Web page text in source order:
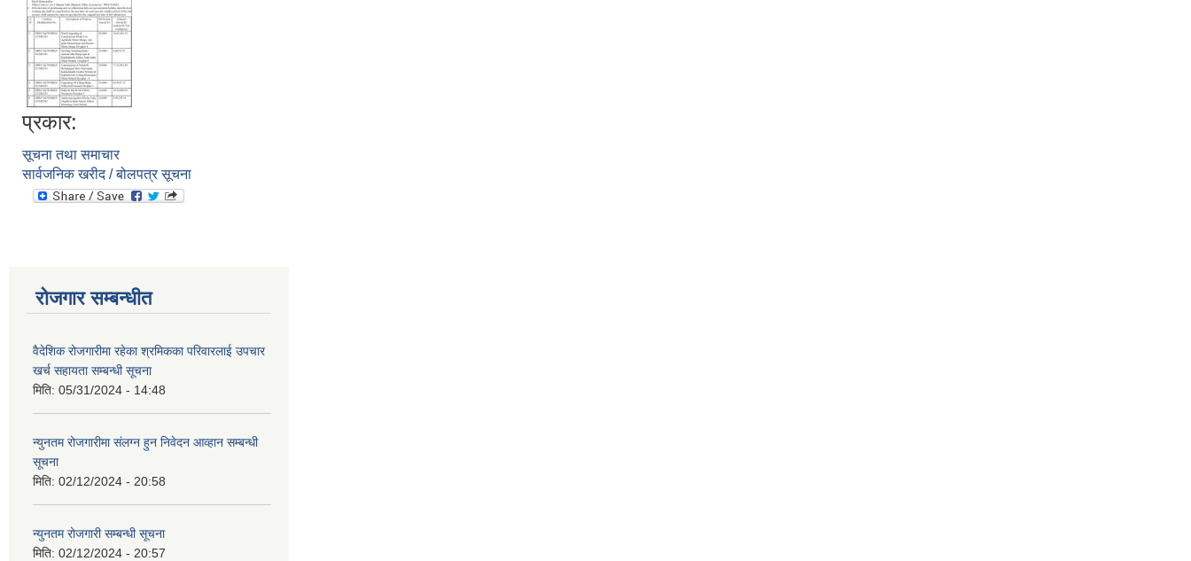
प्रकार:
सूचना तथा समाचार
सार्वजनिक खरीद / बोलपत्र सूचना
रोजगार सम्बन्धीत
वैदेशिक रोजगारीमा रहेका श्रमिकका परिवारलाई उपचार
खर्च सहायता सम्बन्धी सूचना
मिति: 05/31/2024 - 14:48
न्युनतम रोजगारीमा संलग्न हुन निवेदन आव्हान सम्बन्धी
सूचना
मिति: 02/12/2024 - 20:58
न्युनतम रोजगारी सम्बन्धी सूचना
मिति: 02/12/2024 - 20:57